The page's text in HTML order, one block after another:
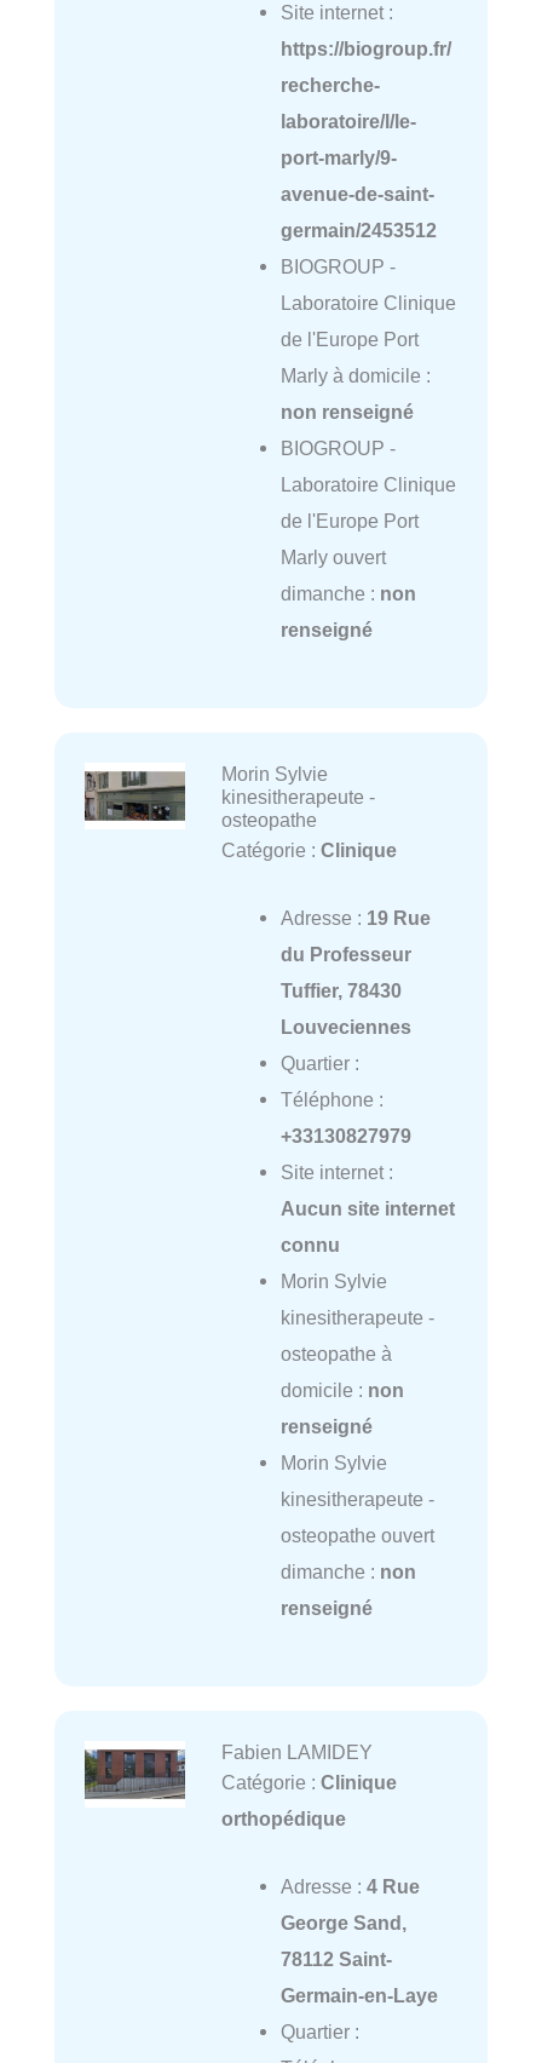
Site internet :
https://biogroup.fr/
recherche-
laboratoire/l/le-
port-marly/9-
avenue-de-saint-
germain/2453512
BIOGROUP -
Laboratoire Clinique
de l'Europe Port
Marly à domicile :
non renseigné
BIOGROUP -
Laboratoire Clinique
de l'Europe Port
Marly ouvert
dimanche : non
renseigné
Morin Sylvie
kinesitherapeute -
osteopathe
Catégorie : Clinique
Adresse : 19 Rue
du Professeur
Tuffier, 78430
Louveciennes
Quartier :
Téléphone :
+33130827979
Site internet :
Aucun site internet
connu
Morin Sylvie
kinesitherapeute -
osteopathe à
domicile : non
renseigné
Morin Sylvie
kinesitherapeute -
osteopathe ouvert
dimanche : non
renseigné
Fabien LAMIDEY
Catégorie : Clinique
orthopédique
Adresse : 4 Rue
George Sand,
78112 Saint-
Germain-en-Laye
Quartier :